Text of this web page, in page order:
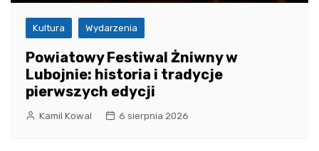
Kultura Wydarzenia
Powiatowy Festiwal Żniwny w
Lubojnie: historia i tradycje
pierwszych edycji
Kamil Kowal 6 sierpnia 2026